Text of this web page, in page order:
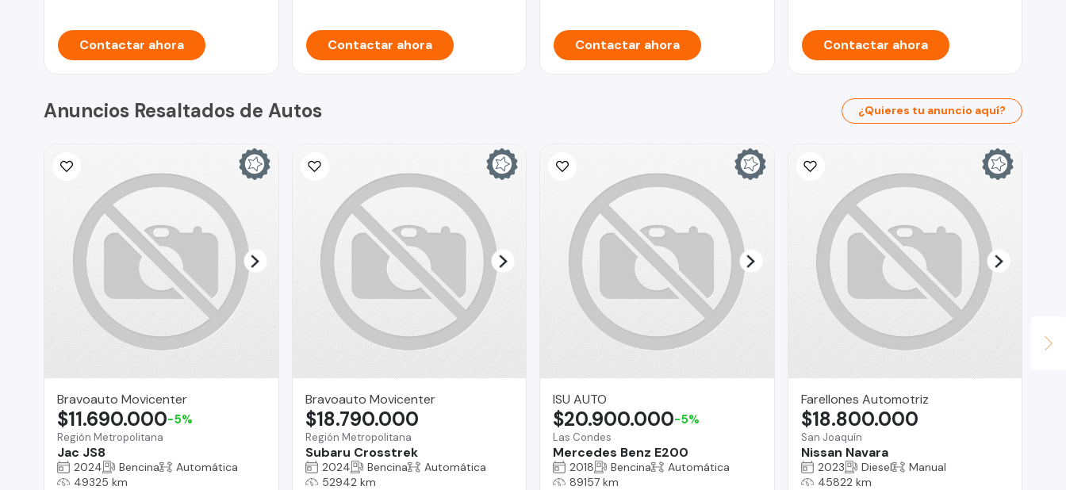
Contactar ahora Contactar ahora Contactar ahora Contactar ahora
Anuncios Resaltados de Autos ¿Quieres tu anuncio aquí?
Bravoauto Movicenter
Región Metropolitana
Jac JS8
$11.690.000-5%
2024 Bencina
Automática
49325 km
Bravoauto Movicenter
Región Metropolitana
Subaru Crosstrek
$18.790.000
2024 Bencina
Automática
52942 km
ISU AUTO
Las Condes
Mercedes Benz E200
$20.900.000-5%
2018 Bencina
Automática
89157 km
Farellones Automotriz
San Joaquín
Nissan Navara
$18.800.000
2023 Diesel
Manual
45822 km